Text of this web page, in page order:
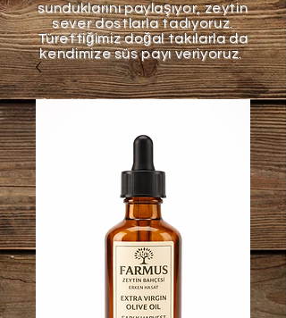
sunduklarını paylaşıyor, zeytin
sever dostlarla tadıyoruz.
Türettiğimiz doğal takılarla da
kendimize süs payı veriyoruz.